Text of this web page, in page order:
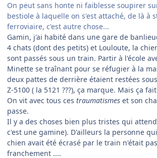
On peut sans honte ni faiblesse soupirer
bestiole à laquelle on s'est attaché, de là à
ferroviaire, c'est autre chose...
Gamin, j'ai habité dans une gare de
4 chats (dont des petits) et Louloute, la
sont passés sous un train. Partir à l'école
Minette se traînant pour se réfugier à la
deux pattes de derrière étaient restées
Z-5100 ( la 5121 ???), ça marque. Mais ça
On vit avec tous ces traumatismes et son
passe.
Il y a des choses bien plus tristes qui
c'est une gamine). D'ailleurs la personne
chien avait été écrasé par le train n'était
franchement ....